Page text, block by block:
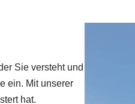
Sie versteht und
ein. Mit unserer
hat.